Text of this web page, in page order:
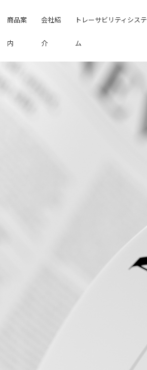
商品案
内
会社紹
介
トレーサビリティシステ
ム